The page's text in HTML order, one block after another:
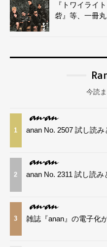
『トワイライ
砦』等、一冊
今読
1 anan No. 2507 試し読み
2 anan No. 2311 試し読み
3 雑誌『anan』の電子化